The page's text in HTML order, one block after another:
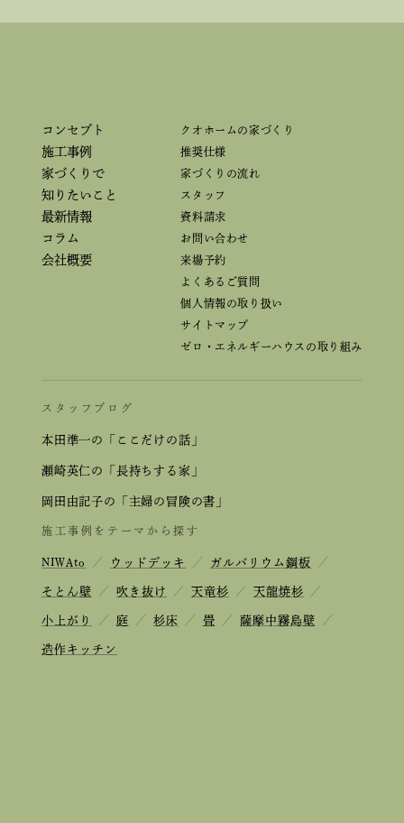
コンセプト
施工事例
家づくりで
知りたいこと
最新情報
コラム
会社概要
クオホームの家づくり
推奨仕様
家づくりの流れ
スタッフ
資料請求
お問い合わせ
来場予約
よくあるご質問
個人情報の取り扱い
サイトマップ
ゼロ・エネルギーハウスの取り組み
スタッフブログ
本田準一の「ここだけの話」
瀬崎英仁の「長持ちする家」
岡田由記子の「主婦の冒険の書」
施工事例をテーマから探す
NIWAto ／ ウッドデッキ ／ ガルバリウム鋼板 ／
そとん壁 ／ 吹き抜け ／ 天竜杉 ／ 天龍焼杉 ／
小上がり ／ 庭 ／ 杉床 ／ 畳 ／ 薩摩中霧島壁 ／
造作キッチン